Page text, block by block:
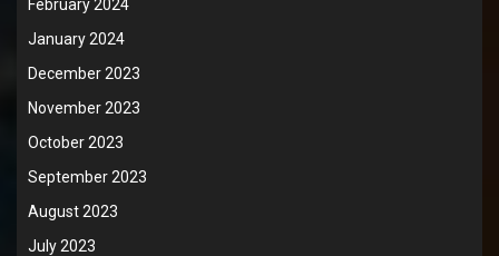
February 2024
January 2024
December 2023
November 2023
October 2023
September 2023
August 2023
July 2023